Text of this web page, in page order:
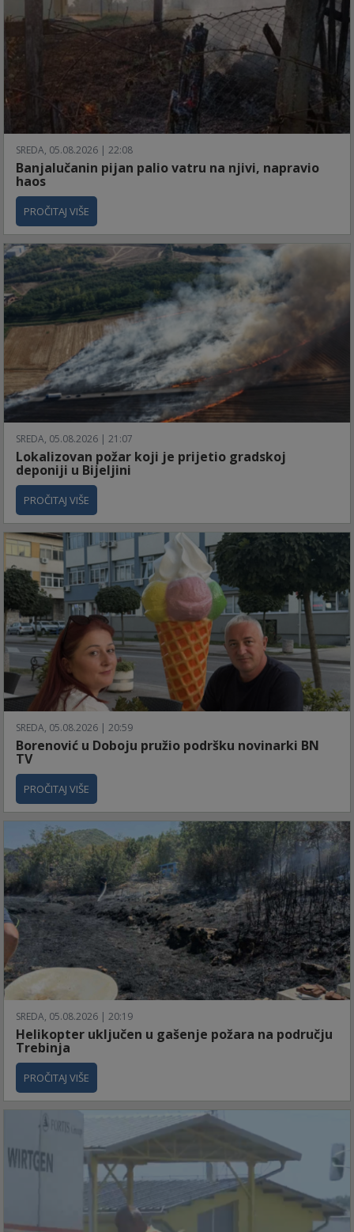
SREDA, 05.08.2026 | 22:08
Banjalučanin pijan palio vatru na njivi, napravio
haos
PROČITAJ VIŠE
SREDA, 05.08.2026 | 21:07
Lokalizovan požar koji je prijetio gradskoj
deponiji u Bijeljini
PROČITAJ VIŠE
SREDA, 05.08.2026 | 20:59
Borenović u Doboju pružio podršku novinarki BN
TV
PROČITAJ VIŠE
SREDA, 05.08.2026 | 20:19
Helikopter uključen u gašenje požara na području
Trebinja
PROČITAJ VIŠE